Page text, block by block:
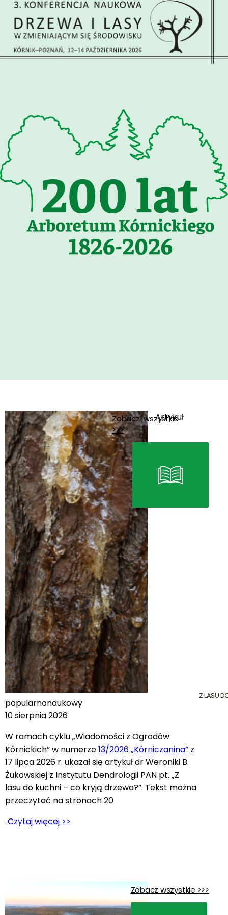
Zobacz wszystkie
>>>
Artykuł
popularnonaukowy
Z LASU
10 sierpnia 2026
W ramach cyklu „Wiadomości z Ogrodów
Kórnickich” w numerze13/2026 „Kórniczanina” z
17 lipca 2026 r. ukazał się artykuł dr Weroniki B.
Żukowskiej z Instytutu Dendrologii PAN pt. „Z
lasu do kuchni – co kryją drzewa?”. Tekst można
przeczytać na stronach 20
Czytaj więcej >>
Zobacz wszystkie >>>